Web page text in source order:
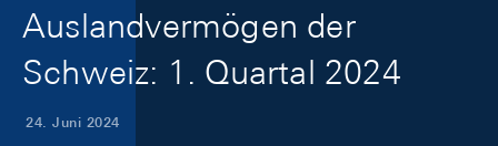
Auslandvermögen der
Schweiz: 1. Quartal 2024
24. Juni 2024